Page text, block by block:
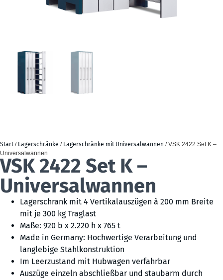
Start/ Lagerschränke / Lagerschränke mit Universalwannen / VSK 2422 Set K –
Universalwannen
VSK 2422 Set K –
Universalwannen
Lagerschrank mit 4 Vertikalauszügen à 200 mm Breite
mit je 300 kg Traglast
Maße: 920 b x 2.220 h x 765 t
Made in Germany: Hochwertige Verarbeitung und
langlebige Stahlkonstruktion
Im Leerzustand mit Hubwagen verfahrbar
Auszüge einzeln abschließbar und staubarm durch